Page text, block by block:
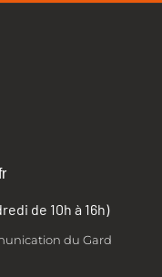
de 10h à 16h)
du Gard